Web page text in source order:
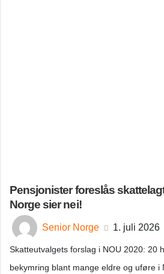
Pensjonister foreslås
Norge sier nei!
Senior Norge 1. juli 2026
Skatteutvalgets forslag i NOU 2020: 20
bekymring blant mange eldre og uføre i